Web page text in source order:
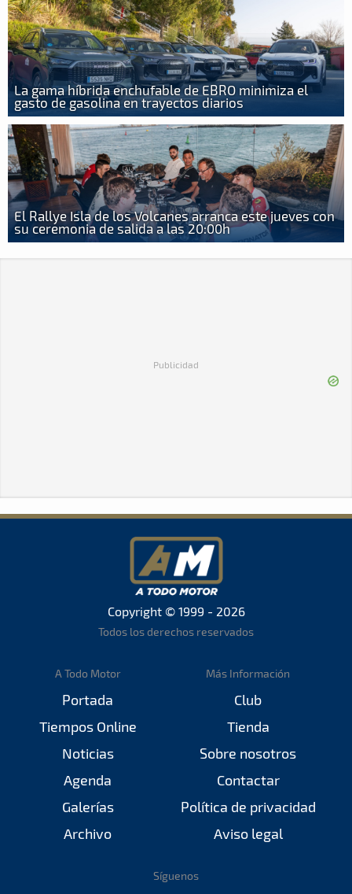
La gama híbrida enchufable de EBRO minimiza el
gasto de gasolina en trayectos diarios
El Rallye Isla de los Volcanes arranca este jueves con
su ceremonia de salida a las 20:00h
Publicidad
Copyright © 1999 - 2026
Todos los derechos reservados
A Todo Motor
Portada
Tiempos Online
Noticias
Agenda
Galerías
Archivo
Más Información
Club
Tienda
Sobre nosotros
Contactar
Política de privacidad
Aviso legal
Síguenos